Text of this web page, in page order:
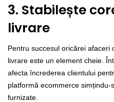
3. Stabilește
livrare
Pentru succesul oricărei afaceri
livrare este un element cheie.
afecta încrederea clientului
platformă ecommerce
furnizate.